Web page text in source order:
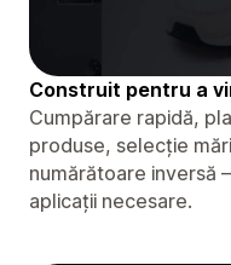
Construit pentru a
Cumpărare rapidă,
produse, selecție
numărătoare inversă
aplicații necesare.